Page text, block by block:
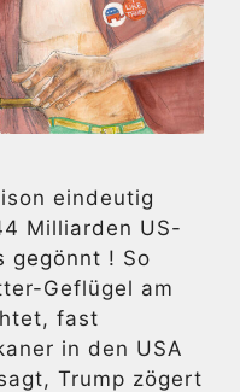
eindeutig
Milliarden US-
gegönnt ! So
Geflügel am
fast
in den USA
Trump zögert